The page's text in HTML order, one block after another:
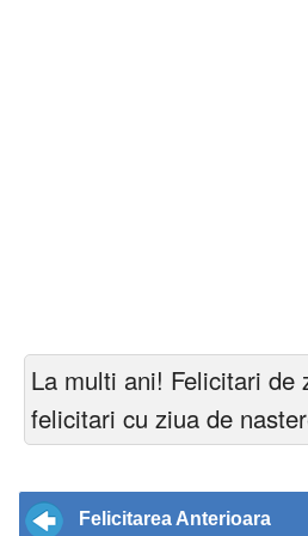
La multi ani! Felicitari de
felicitari cu ziua de
Felicitarea Anterioara